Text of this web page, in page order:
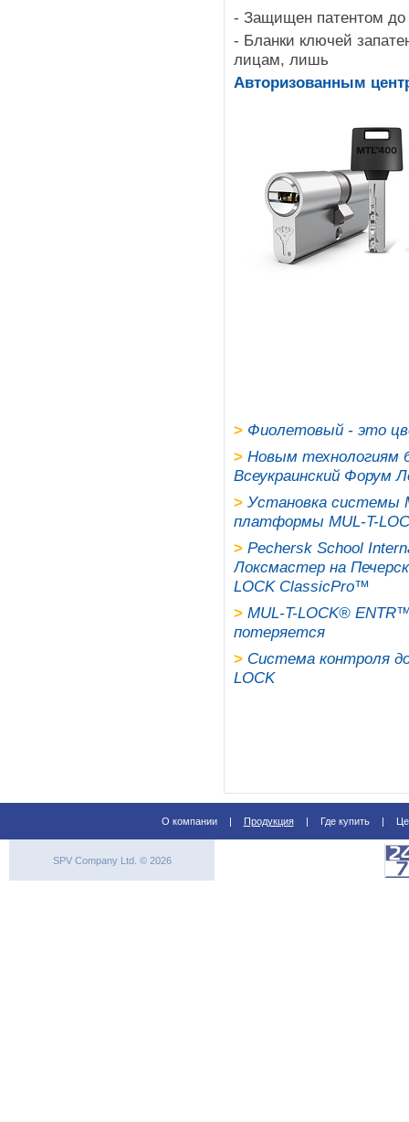
- Защищен патентом до
- Бланки ключей
лицам, лишь
Авторизованным
> Фиолетовый - это
> Новым технологиям
Всеукраинский Форум
> Установка системы
платформы MUL-T-
> Pechersk School
Локсмастер на
LOCK ClassicPro™
> MUL-T-LOCK®
потеряется
> Система контроля
LOCK
О компании | Продукция | Где купить |
SPV Company Ltd. © 2026